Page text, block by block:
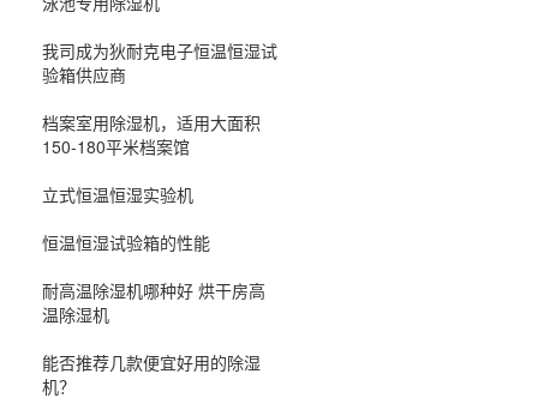
我司成为狄耐克电子恒温恒湿试
验箱供应商
档案室用除湿机，适用大面积
150-180平米档案馆
立式恒温恒湿实验机
恒温恒湿试验箱的性能
耐高温除湿机哪种好 烘干房高
温除湿机
能否推荐几款便宜好用的除湿
机？